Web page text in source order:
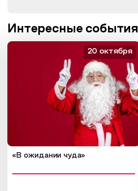
Интересные события
«В ожидании чуда»
20 октября